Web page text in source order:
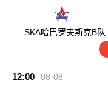
SKA哈巴罗夫斯克B队
12:00 08-08